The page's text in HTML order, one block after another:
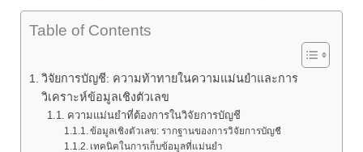
Table of Contents
วิจัยการบัญชี: ความท้าทายในความแม่นยำและการ
วิเคราะห์ข้อมูลเชิงตัวเลข
ความแม่นยำที่ต้องการในวิจัยการบัญชี
ข้อมูลเชิงตัวเลข: รากฐานของการวิจัยการบัญชี
เทคนิคในการเก็บข้อมูลที่แม่นยำ